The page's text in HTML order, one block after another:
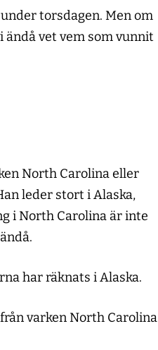
torsdagen. Men om
vet vem som vunnit
North Carolina eller
leder stort i Alaska,
i North Carolina är inte
har räknats i Alaska.
varken North Carolina